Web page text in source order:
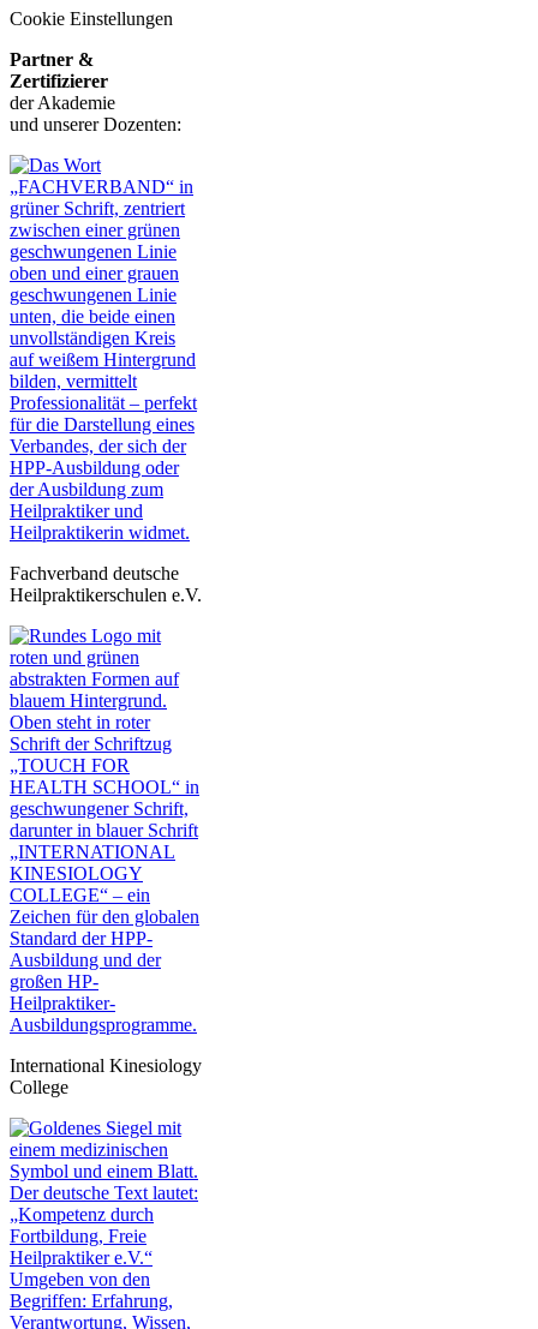
Cookie Einstellungen
Partner &
Zertifizierer
der Akademie
und unserer Dozenten:
Fachverband deutsche
Heilpraktikerschulen e.V.
International Kinesiology
College